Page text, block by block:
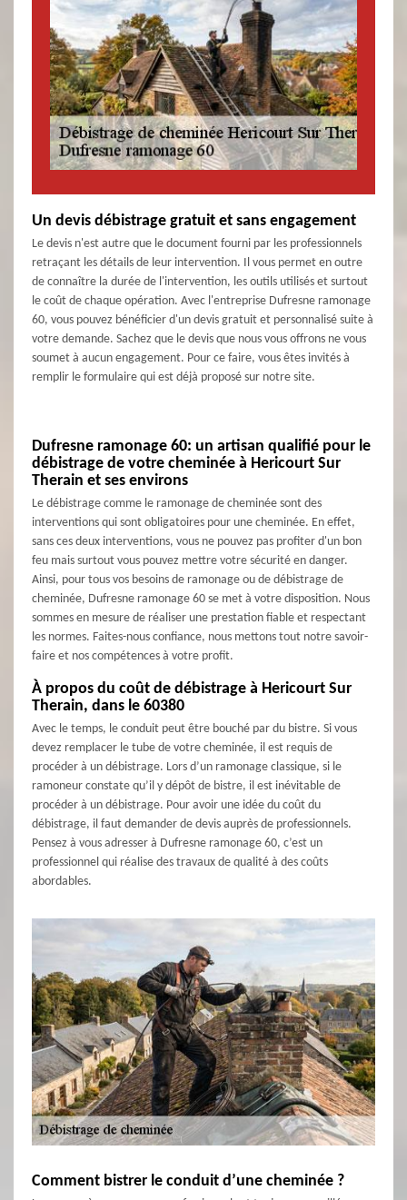
Un devis débistrage gratuit et sans engagement
Le devis n'est autre que le document fourni par les professionnels
retraçant les détails de leur intervention. Il vous permet en outre
de connaître la durée de l'intervention, les outils utilisés et surtout
le coût de chaque opération. Avec l'entreprise Dufresne ramonage
60, vous pouvez bénéficier d'un devis gratuit et personnalisé suite à
votre demande. Sachez que le devis que nous vous offrons ne vous
soumet à aucun engagement. Pour ce faire, vous êtes invités à
remplir le formulaire qui est déjà proposé sur notre site.
Dufresne ramonage 60: un artisan qualifié pour le
débistrage de votre cheminée à Hericourt Sur
Therain et ses environs
Le débistrage comme le ramonage de cheminée sont des
interventions qui sont obligatoires pour une cheminée. En effet,
sans ces deux interventions, vous ne pouvez pas profiter d'un bon
feu mais surtout vous pouvez mettre votre sécurité en danger.
Ainsi, pour tous vos besoins de ramonage ou de débistrage de
cheminée, Dufresne ramonage 60 se met à votre disposition. Nous
sommes en mesure de réaliser une prestation fiable et respectant
les normes. Faites-nous confiance, nous mettons tout notre savoir-
faire et nos compétences à votre profit.
À propos du coût de débistrage à Hericourt Sur
Therain, dans le 60380
Avec le temps, le conduit peut être bouché par du bistre. Si vous
devez remplacer le tube de votre cheminée, il est requis de
procéder à un débistrage. Lors d’un ramonage classique, si le
ramoneur constate qu’il y dépôt de bistre, il est inévitable de
procéder à un débistrage. Pour avoir une idée du coût du
débistrage, il faut demander de devis auprès de professionnels.
Pensez à vous adresser à Dufresne ramonage 60, c’est un
professionnel qui réalise des travaux de qualité à des coûts
abordables.
Comment bistrer le conduit d’une cheminée ?